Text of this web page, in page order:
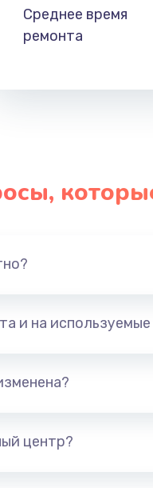
Среднее время
ремонта
и на
центр?